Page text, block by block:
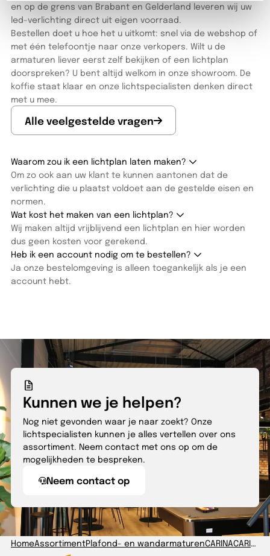
en op de grens van Brabant en Gelderland leveren wij uw
led-verlichting direct uit eigen voorraad.
Bestellen doet u hoe het u uitkomt: snel via de webshop of
met één telefoontje naar onze verkopers. Wilt u de
armaturen liever eerst zelf bekijken of een lichtplan
doorspreken? U bent altijd welkom in onze showroom. De
koffie staat klaar en onze lichtspecialisten denken direct
met u mee.
Alle veelgestelde vragen
Waarom zou ik een lichtplan laten maken?
Om zo ook aan uw klant te kunnen aantonen dat de
verlichting die u plaatst voldoet aan de gestelde eisen en
normen.
Wat kost het maken van een lichtplan?
Wij maken altijd vrijblijvend een lichtplan en hier worden
dus geen kosten voor gerekend.
Heb ik een account nodig om te bestellen?
Ja onze bestelomgeving is alleen toegankelijk als je een
account hebt.
Kunnen we je helpen?
Nog niet gevonden waar je naar zoekt? Onze
lichtspecialisten kunnen je alles vertellen over ons
assortiment. Neem contact met ons op om de
mogelijkheden te bespreken.
Neem contact op
HomeAssortimentPlafond- en wandarmaturenCARINACARINA RT